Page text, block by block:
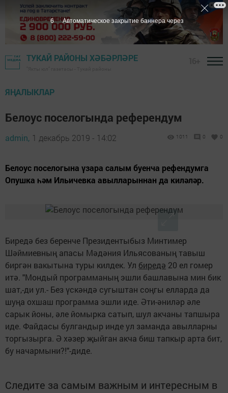
ТУКАЙ РАЙОНЫ ХӘБӘРЛӘРЕ
ЯҢАЛЫКЛАР
Белоус поселогында референдум
admin, 1 декабрь 2019 - 14:02 1011 0 0
Белоус поселогына үзара салым буенча рефендумга
Опушка һәм Ильичевка авылларыннан да киләләр.
Биредә без беренче Президентыбыз Минтимер
Шәймиевның апасы Мәдәния Ильясованың тавыш
биргән вакытына туры килдек. Ул биредә 20 ел гомер
итә. "Мондый программаның эшли башлавына мин бик
шат,-ди ул.- Без үскәндә сугыштан соңгы елларда да
шуңа охшаш программа эшли иде. Әти-әниләр әле
сарык йоны, әле йомырка сатып, шул акчаны тапшыра
иде. Файдасы булгандыр инде ул заманда авылларны
торгызырга. Ә хәзер җыйган акча биш тапкыр арта бит,
бу начармыни?!"-диде.
Следите за самым важным и интересным в
5 Автоматическое закрытие баннера через